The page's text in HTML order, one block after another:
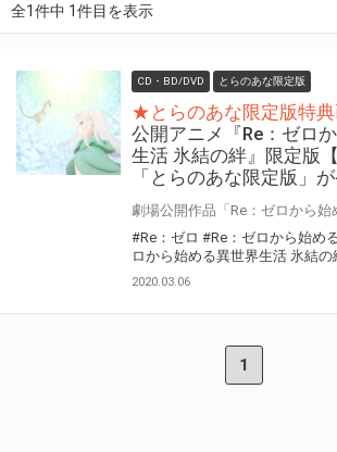
全1件中 1件目を表示
CD・BD/DVD とらのあな限定版
★とらのあな限定版特
公開アニメ『Re：ゼロ
生活 氷結の絆』限定版
「とらのあな限定版」
#Re：ゼロ #Re：ゼロから始め
ロから始める異世界生活 氷結の
2020.03.06
1